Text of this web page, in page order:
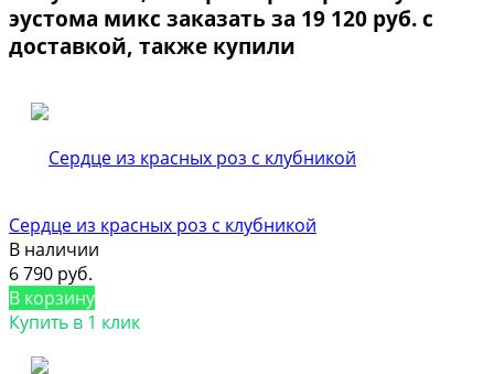
эустома микс заказать за 19 120 руб. с
доставкой, также купили
Сердце из красных роз с клубникой
В наличии
6 790 руб.
В корзину
Купить в 1 клик